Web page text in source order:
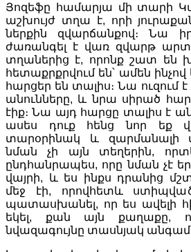
Յոզեֆը համարյա մի տարի
աշխույժ տղա է, որի
ներքին զվարճանքով։ Նա
ժառանգել է վառ զվարթ
տղաներից է, որոնք շատ են
հետաքրքրվում են՝ ամեն
հարցեր են տալիս։ Նա ուզում
անունները, և նրա սիրած
էիք։ Նա այդ հարցը տալիս է
ասես դուք հենց նոր եք
տարօրինակ և զարմանալի
նման չի այն տեղերին,
ընդհանրապես, որը նման չէ
վայրի, և ես ինքս դրանից
մեջ էի, որովհետև
պատասխանել, որ ես ավելի
եկել, քան այն քաղաքը,
նվազագույնը տասնյակ